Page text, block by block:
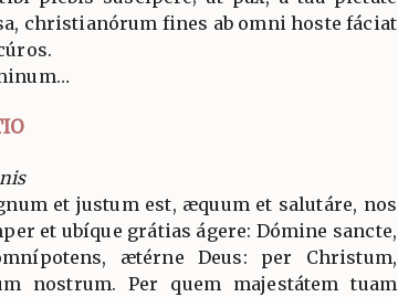
christianórum fines ab omni hoste fáciat
et justum est, æquum et salutáre, nos
et ubíque grátias ágere: Dómine sancte,
ætérne Deus: per Christum,
nostrum. Per quem majestátem tuam